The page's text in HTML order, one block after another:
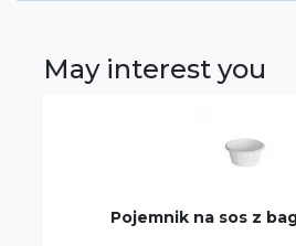
May interest you
Pojemnik na sos z